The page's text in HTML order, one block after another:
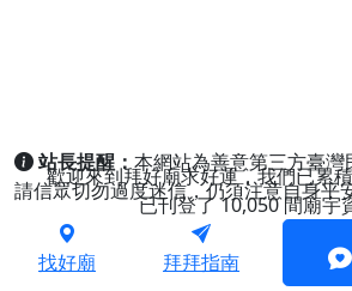
站長提醒：本網站為善意第三方臺灣
請信眾切勿過度迷信，仍須注意自身平
歡迎來到拜好廟求好運，我們已累
已刊登了10,050間廟宇
找好廟 拜拜指南